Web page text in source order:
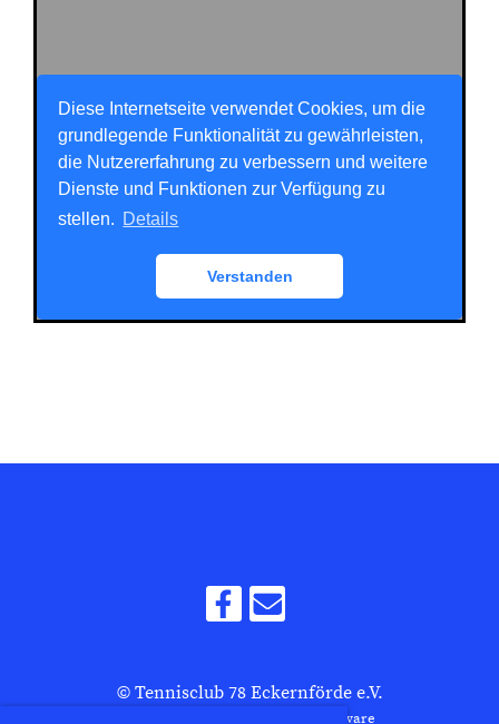
© Tennisclub 78 Eckernförde e.V.
Erstellt mit ClubDesk Vereinssoftware